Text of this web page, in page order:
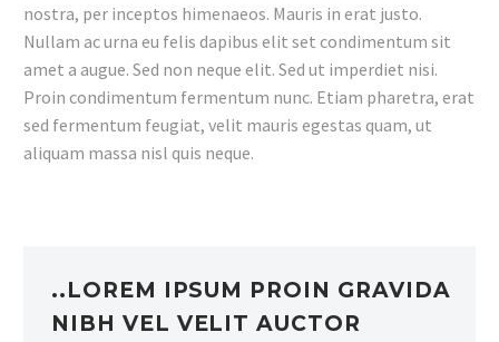
nostra, per inceptos himenaeos. Mauris in erat justo.
Nullam ac urna eu felis dapibus elit set condimentum sit
amet a augue. Sed non neque elit. Sed ut imperdiet nisi.
Proin condimentum fermentum nunc. Etiam pharetra, erat
sed fermentum feugiat, velit mauris egestas quam, ut
aliquam massa nisl quis neque.
..LOREM IPSUM PROIN GRAVIDA
NIBH VEL VELIT AUCTOR